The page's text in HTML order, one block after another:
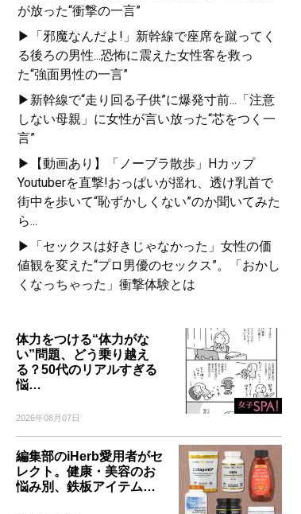
が放った“衝撃の一言”
▶「邪魔なんだよ!」新幹線で座席を蹴ってく
る後ろの男性...恐怖に震えた女性客を救っ
た“強面男性の一言”
▶新幹線で“走り回る子供”に爆発寸前...「注意
しない母親」に女性が言い放った“芯をつく一
言”
▶【動画あり】「ノーブラ散歩」Hカップ
Youtuberを直撃!おっぱいが揺れ、透け乳首で
街中を歩いて“恥ずかしくない”のか聞いてみた
ら...
▶「セックスは好きじゃなかった」女性の価
値観を変えた“プロ男優のセックス”。「おかし
くなっちゃった」衝撃体験とは
体力をつける“体力がな
い”問題、どう乗り越え
る？50代のリアルすぎる
悩…
2026年08月07日
編集部のiHerb愛用者がセ
レクト。健康・美容のお
悩み別、鉄板アイテム…